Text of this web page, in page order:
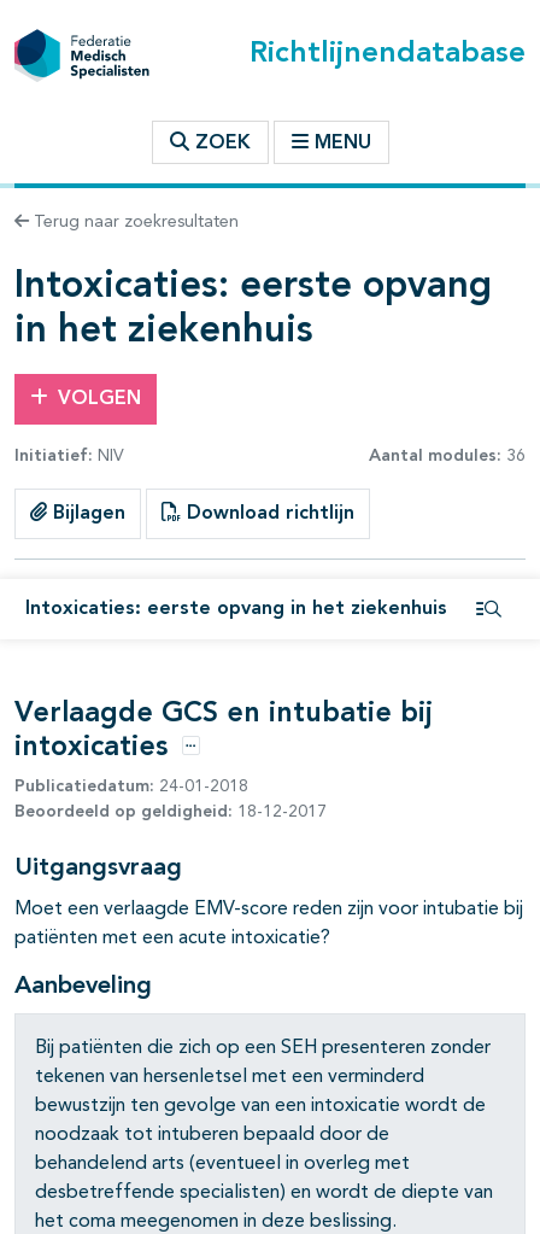
Richtlijnendatabase
ZOEK MENU
Terug naar zoekresultaten
Intoxicaties: eerste opvang
in het ziekenhuis
VOLGEN
Initiatief: NIV Aantal modules: 36
Bijlagen Download richtlijn
Intoxicaties: eerste opvang in het ziekenhuis
binnen deze richtlijn
open- en dichtklappen
open- en dichtklappen
open- en dichtklappen
open- en dichtklappen
Verlaagde GCS en intubatie bij
intoxicaties
Opties
Publicatiedatum: 24-01-2018
Beoordeeld op geldigheid: 18-12-2017
Uitgangsvraag
Moet een verlaagde EMV-score reden zijn voor intubatie bij
patiënten met een acute intoxicatie?
Aanbeveling
Bij patiënten die zich op een SEH presenteren zonder
tekenen van hersenletsel met een verminderd
bewustzijn ten gevolge van een intoxicatie wordt de
noodzaak tot intuberen bepaald door de
behandelend arts (eventueel in overleg met
desbetreffende specialisten) en wordt de diepte van
het coma meegenomen in deze beslissing.